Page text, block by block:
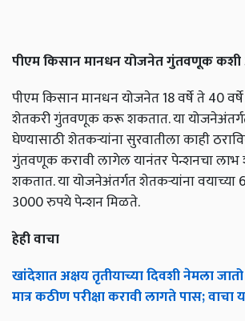
पीएम किसान मानधन योजनेत गुंतवणूक
पीएम किसान मानधन योजनेत 18 वर्षे ते 40
शेतकरी गुंतवणूक करू शकतात. या
घेण्यासाठी शेतकऱ्यांना सुरवातीला काही
गुंतवणूक करावी लागेल यानंतर पेन्शनचा
शकतात. या योजनेअंतर्गत शेतकऱ्यांना वयाच्या
3000 रुपये पेन्शन मिळते.
हेही वाचा
खांदेशात अक्षय तृतीयाच्या दिवशी नेमला
मात्र कठीण परीक्षा करावी लागते पास; वाचा